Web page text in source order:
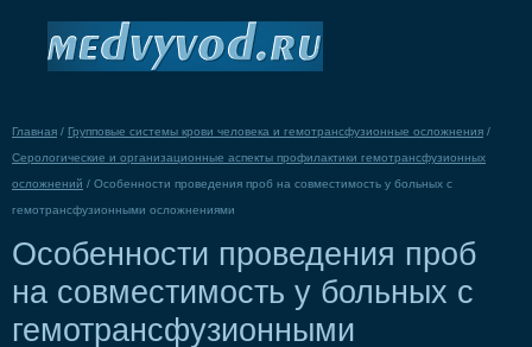
Главная / Групповые системы крови человека и гемотрансфузионные осложнения /
Серологические и организационные аспекты профилактики гемотрансфузионных
осложнений / Особенности проведения проб на совместимость у больных с
гемотрансфузионными осложнениями
Особенности проведения проб
на совместимость у больных с
гемотрансфузионными